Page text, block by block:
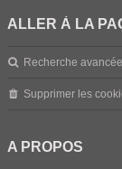
ALLER À LA
Recherche avancée
Supprimer les
A PROPOS